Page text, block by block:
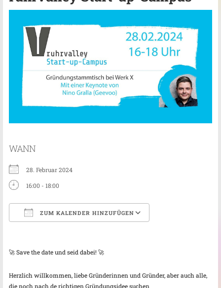
WANN
28. Februar 2024
16:00 - 18:00
ZUM KALENDER HINZUFÜGEN
🚀 Save the date und seid dabei! 🚀
Herzlich willkommen, liebe Gründerinnen und Gründer, aber auch alle,
die noch nach de richtigen Gründungsidee suchen